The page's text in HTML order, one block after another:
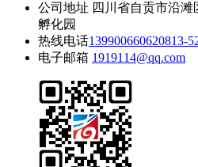
公司地址 四川省自贡市沿
孵化园
热线电话139900660620813-
电子邮箱 1919114@qq.com